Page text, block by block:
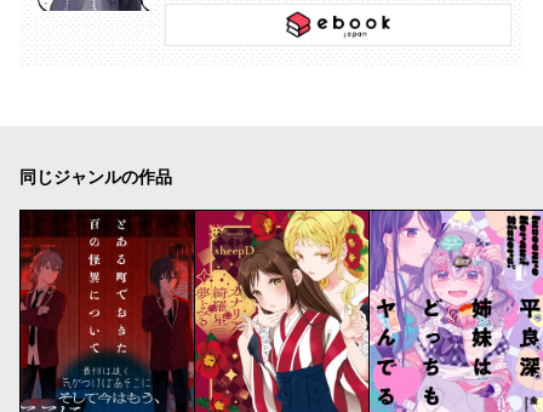
同じジャンルの作品